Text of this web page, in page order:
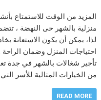
المزيد من الوقت للاستمتاع
منزلية بالشهر حى النهضة ،
لذا، يمكن أن يكون الاستعانة
احتياجات المنزل وضمان
تأجير شغالات بالشهر في جدة
من الخيارات المثالية للأسر
READ MORE